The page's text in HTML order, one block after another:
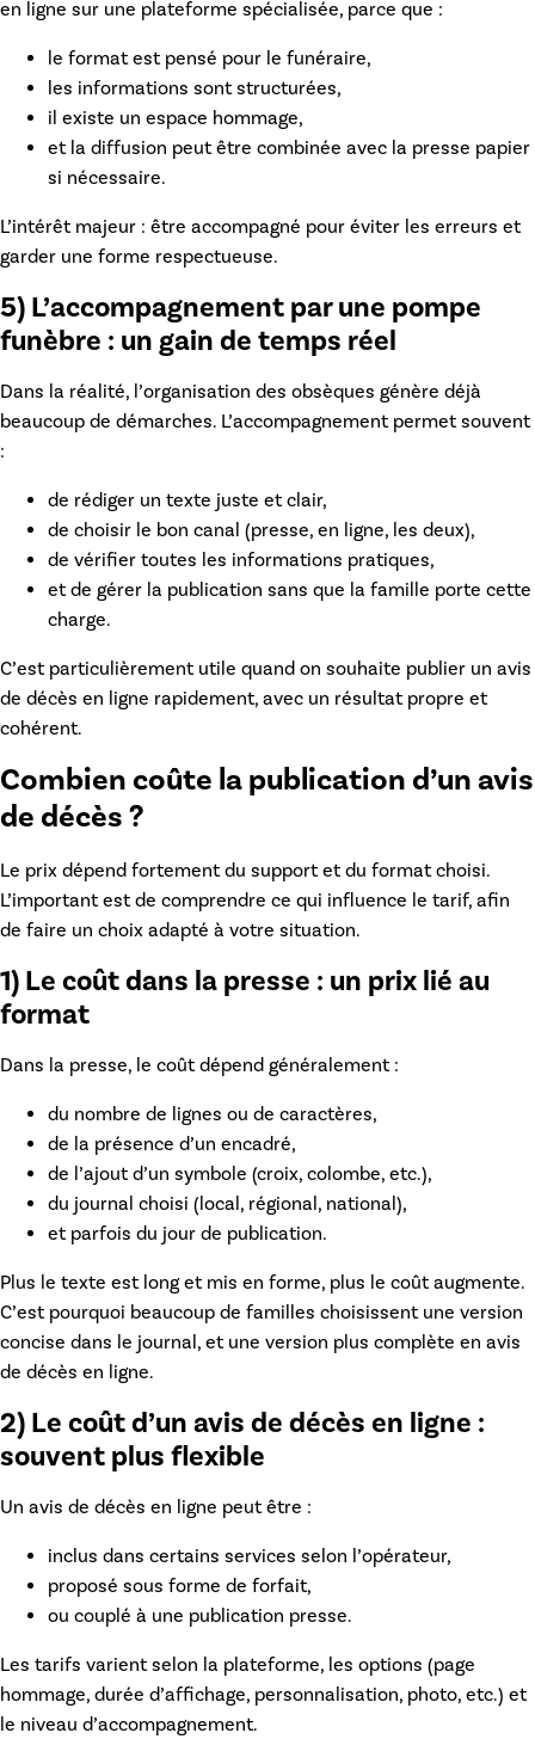
en ligne sur une plateforme spécialisée, parce que :
le format est pensé pour le funéraire,
les informations sont structurées,
il existe un espace hommage,
et la diffusion peut être combinée avec la presse papier
si nécessaire.
L’intérêt majeur : être accompagné pour éviter les erreurs et
garder une forme respectueuse.
5) L’accompagnement par une pompe
funèbre : un gain de temps réel
Dans la réalité, l’organisation des obsèques génère déjà
beaucoup de démarches. L’accompagnement permet souvent
:
de rédiger un texte juste et clair,
de choisir le bon canal (presse, en ligne, les deux),
de vérifier toutes les informations pratiques,
et de gérer la publication sans que la famille porte cette
charge.
C’est particulièrement utile quand on souhaite publier un avis
de décès en ligne rapidement, avec un résultat propre et
cohérent.
Combien coûte la publication d’un avis
de décès ?
Le prix dépend fortement du support et du format choisi.
L’important est de comprendre ce qui influence le tarif, afin
de faire un choix adapté à votre situation.
1) Le coût dans la presse : un prix lié au
format
Dans la presse, le coût dépend généralement :
du nombre de lignes ou de caractères,
de la présence d’un encadré,
de l’ajout d’un symbole (croix, colombe, etc.),
du journal choisi (local, régional, national),
et parfois du jour de publication.
Plus le texte est long et mis en forme, plus le coût augmente.
C’est pourquoi beaucoup de familles choisissent une version
concise dans le journal, et une version plus complète en avis
de décès en ligne.
2) Le coût d’un avis de décès en ligne :
souvent plus flexible
Un avis de décès en ligne peut être :
inclus dans certains services selon l’opérateur,
proposé sous forme de forfait,
ou couplé à une publication presse.
Les tarifs varient selon la plateforme, les options (page
hommage, durée d’affichage, personnalisation, photo, etc.) et
le niveau d’accompagnement.